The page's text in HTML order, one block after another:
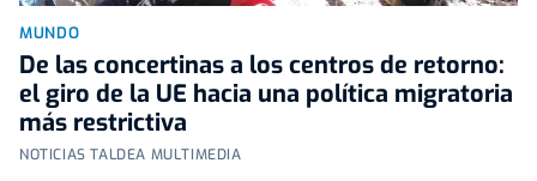
MUNDO
De las concertinas a los centros de retorno:
el giro de la UE hacia una política migratoria
más restrictiva
NOTICIAS TALDEA MULTIMEDIA